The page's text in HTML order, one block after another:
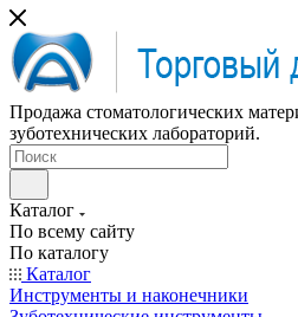
Продажа стоматологических
зуботехнических лабораторий.
Каталог
По всему сайту
По каталогу
Каталог
Инструменты и наконечники